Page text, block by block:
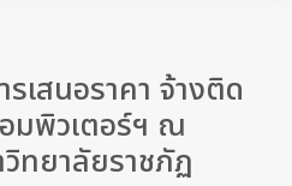
เสนอราคา จ้างติด
มพิวเตอร์ฯ ณ
ทยาลัยราชภัฏ